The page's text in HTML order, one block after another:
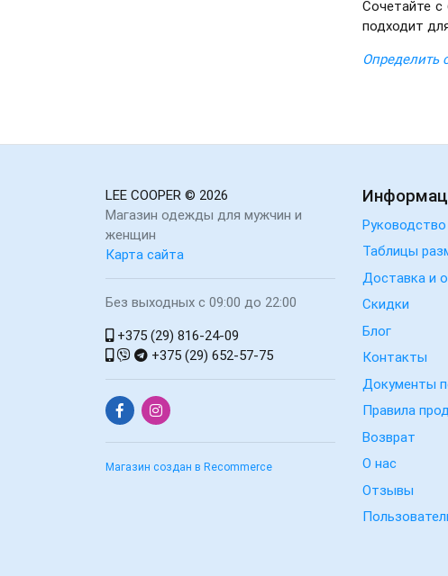
Сочетайте
подходит
Определить
LEE COOPER © 2026
Магазин одежды для мужчин и
женщин
Карта сайта
Без выходных с 09:00 до 22:00
+375 (29) 816-24-09
+375 (29) 652-57-75
Магазин создан в Recommerce
Таблицы
Доставка и
Скидки
Блог
Контакты
Документы
Правила
Возврат
О нас
Отзывы